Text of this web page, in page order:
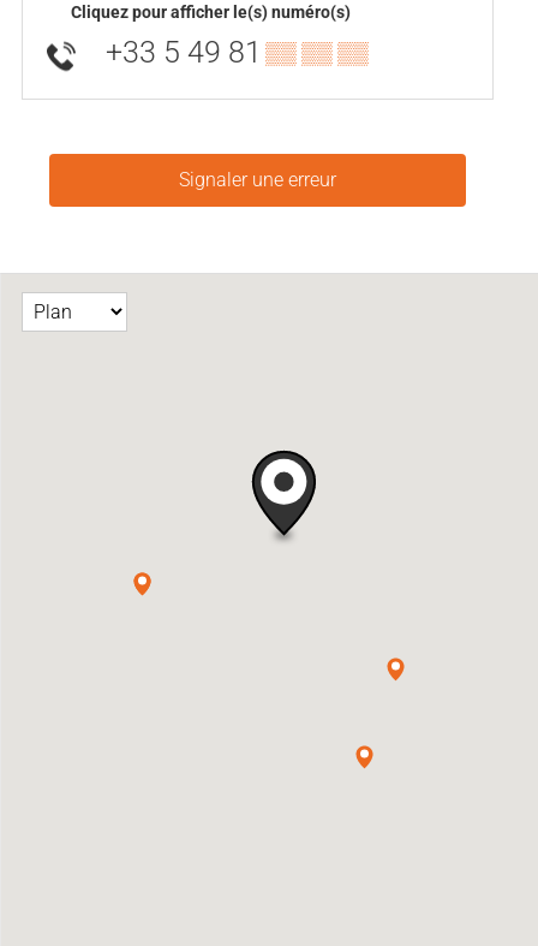
Cliquez pour afficher le(s) numéro(s)
+33 5 49 81 ▒▒ ▒▒ ▒▒
Signaler une erreur